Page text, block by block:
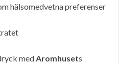
hälsomedvetna preferenser
medAromhusets